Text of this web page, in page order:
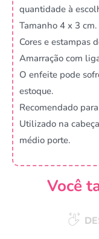
quantidade à
Tamanho 4 x 3 cm.
Cores e estampas
Amarração com
O enfeite pode
estoque.
Recomendado
Utilizado na
médio porte.
Você